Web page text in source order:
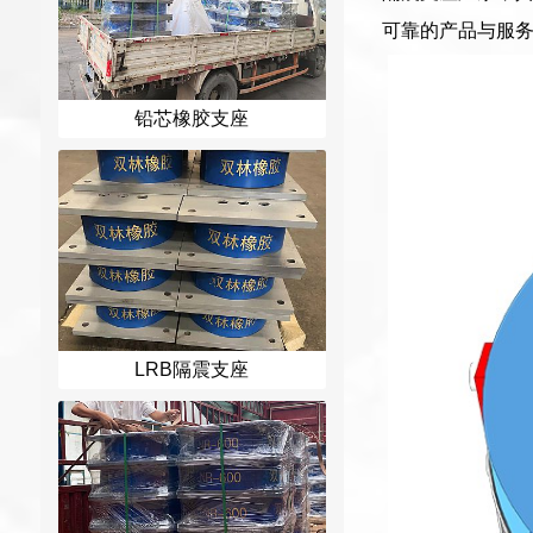
铅芯橡胶支座
LRB隔震支座
可靠的产品与服